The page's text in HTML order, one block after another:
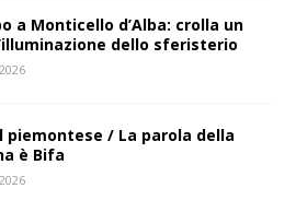
a Monticello d’Alba: crolla un
dello sferisterio
piemontese / La parola della
è Bifa